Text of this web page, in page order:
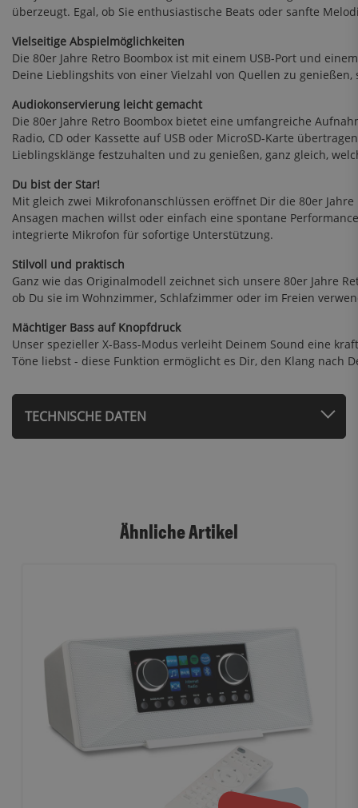
überzeugt. Egal, ob Sie enthusiastische Beats oder sanfte
Vielseitige Abspielmöglichkeiten
Die 80er Jahre Retro Boombox ist mit einem USB-Port und
Deine Lieblingshits von einer Vielzahl von Quellen zu
Audiokonservierung leicht gemacht
Die 80er Jahre Retro Boombox bietet eine umfangreiche
Radio, CD oder Kassette auf USB oder MicroSD-Karte
Lieblingsklänge festzuhalten und zu genießen, ganz gleich,
Du bist der Star!
Mit gleich zwei Mikrofonanschlüssen eröffnet Dir die 80er
Ansagen machen willst oder einfach eine spontane
integrierte Mikrofon für sofortige Unterstützung.
Stilvoll und praktisch
Ganz wie das Originalmodell zeichnet sich unsere 80er Jahre
ob Du sie im Wohnzimmer, Schlafzimmer oder im Freien
Mächtiger Bass auf Knopfdruck
Unser spezieller X-Bass-Modus verleiht Deinem Sound eine
Töne liebst - diese Funktion ermöglicht es Dir, den Klang nach
TECHNISCHE DATEN
Ähnliche Artikel